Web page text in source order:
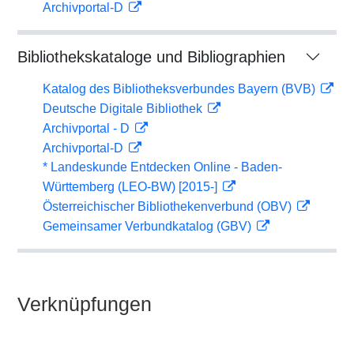
Archivportal-D
Bibliothekskataloge und Bibliographien
Katalog des Bibliotheksverbundes Bayern (BVB)
Deutsche Digitale Bibliothek
Archivportal - D
Archivportal-D
* Landeskunde Entdecken Online - Baden-
Württemberg (LEO-BW) [2015-]
Österreichischer Bibliothekenverbund (OBV)
Gemeinsamer Verbundkatalog (GBV)
Verknüpfungen